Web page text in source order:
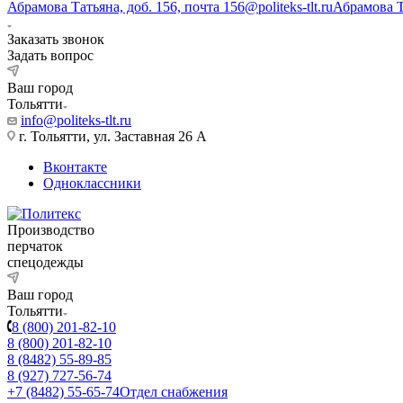
Абрамова Татьяна, доб. 156, почта 156@politeks-tlt.ruАбрамова
Заказать звонок
Задать вопрос
Ваш город
Тольятти
info@politeks-tlt.ru
г. Тольятти, ул. Заставная 26 А
Вконтакте
Одноклассники
Производство
перчаток
спецодежды
Ваш город
Тольятти
8 (800) 201-82-10
8 (800) 201-82-10
8 (8482) 55-89-85
8 (927) 727-56-74
+7 (8482) 55-65-74Отдел снабжения